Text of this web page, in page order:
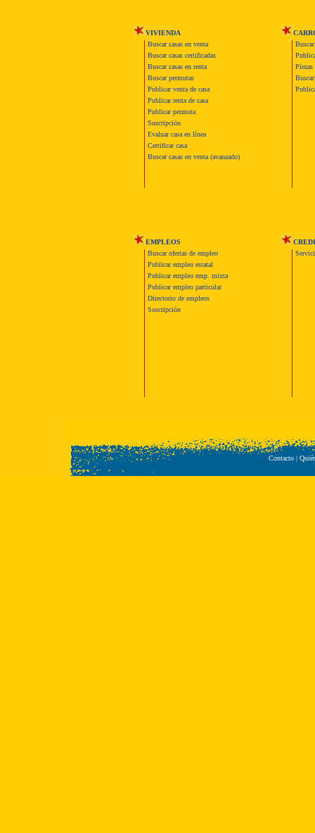
VIVIENDA
Buscar casas en venta
Buscar casas certificadas
Buscar casas en renta
Buscar permutas
Publicar venta de casa
Publicar renta de casa
Publicar permuta
Suscripción
Evaluar casa en línea
Certificar casa
Buscar casas en venta (avanzado)
Piezas
EMPLEOS
Buscar ofertas de empleo
Publicar empleo estatal
Publicar empleo emp. mixta
Publicar empleo particular
Directorio de empleos
Suscripción
Contacto|